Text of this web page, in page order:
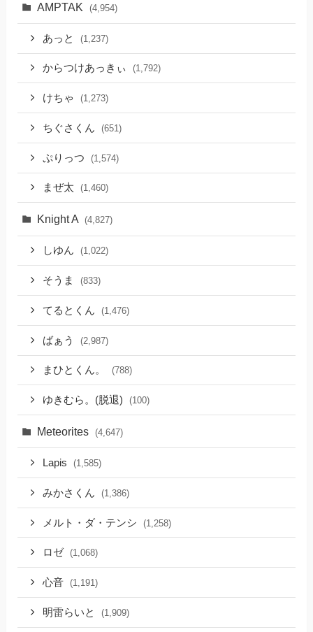
AMPTAK (4,954)
あっと (1,237)
からつけあっきぃ (1,792)
けちゃ (1,273)
ちぐさくん (651)
ぷりっつ (1,574)
まぜ太 (1,460)
Knight A (4,827)
しゆん (1,022)
そうま (833)
てるとくん (1,476)
ばぁう (2,987)
まひとくん。 (788)
ゆきむら。(脱退) (100)
Meteorites (4,647)
Lapis (1,585)
みかさくん (1,386)
メルト・ダ・テンシ (1,258)
ロゼ (1,068)
心音 (1,191)
明雷らいと (1,909)